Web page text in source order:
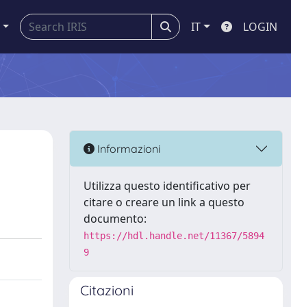
IT LOGIN
Informazioni
Utilizza questo identificativo per
citare o creare un link a questo
documento:
https://hdl.handle.net/11367/5894
9
Citazioni